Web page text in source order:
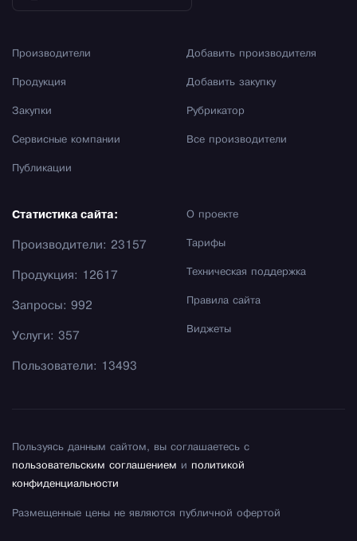
Производители
Продукция
Закупки
Сервисные компании
Публикации
Добавить производителя
Добавить закупку
Рубрикатор
Все производители
О проекте
Тарифы
Техническая поддержка
Правила сайта
Виджеты
Статистика сайта:
Производители: 23157
Продукция: 12617
Запросы: 992
Услуги: 357
Пользователи: 13493
Пользуясь данным сайтом, вы соглашаетесь с
пользовательским соглашением и политикой
конфиденциальности
Размещенные цены не являются публичной офертой